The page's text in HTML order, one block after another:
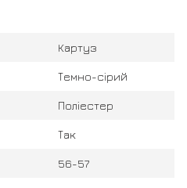
Картуз
Темно-сірий
Поліестер
Так
56-57